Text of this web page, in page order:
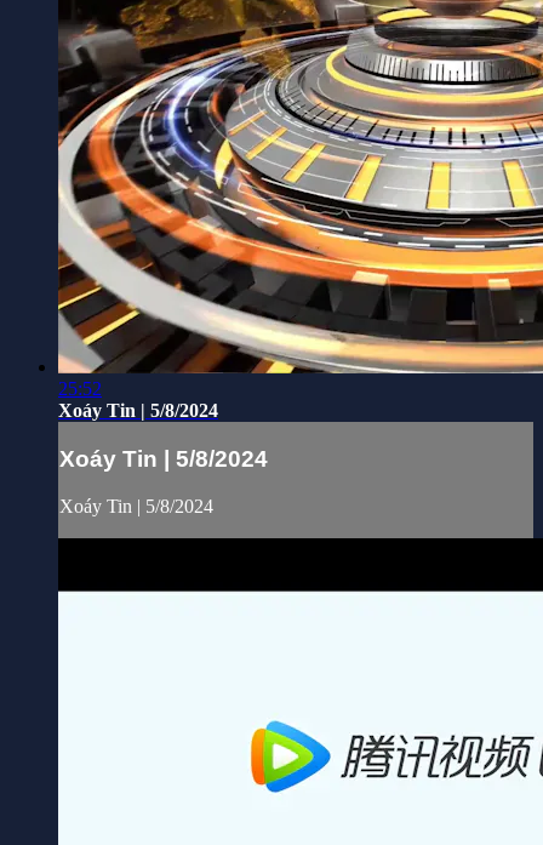
25:52
Xoáy Tin | 5/8/2024
Xoáy Tin | 5/8/2024
Xoáy Tin | 5/8/2024